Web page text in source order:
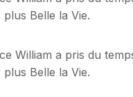
Belle la Vie.
William a pris du
Belle la Vie.